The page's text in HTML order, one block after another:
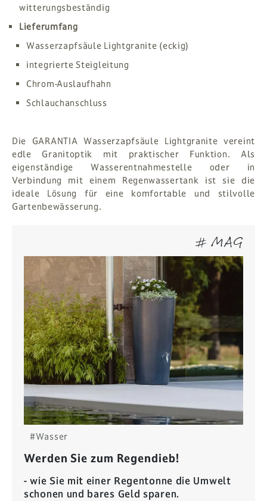
witterungsbeständig
Lieferumfang
Wasserzapfsäule Lightgranite (eckig)
integrierte Steigleitung
Chrom-Auslaufhahn
Schlauchanschluss
Die GARANTIA Wasserzapfsäule Lightgranite vereint
edle Granitoptik mit praktischer Funktion. Als
eigenständige Wasserentnahmestelle oder in
Verbindung mit einem Regenwassertank ist sie die
ideale Lösung für eine komfortable und stilvolle
Gartenbewässerung.
# MAG
#Wasser
Werden Sie zum Regendieb!
- wie Sie mit einer Regentonne die Umwelt
schonen und bares Geld sparen.